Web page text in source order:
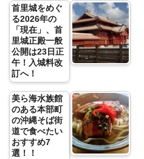
首里城をめぐ
る2026年の
「現在」、首
里城正殿一般
公開は23日正
午！入城料改
訂へ！
美ら海水族館
のある本部町
の沖縄そば街
道で食べたい
おすすめ7
選！！